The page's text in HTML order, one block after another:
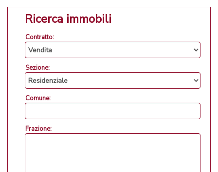
Ricerca immobili
Contratto:
Sezione:
Comune:
Frazione: